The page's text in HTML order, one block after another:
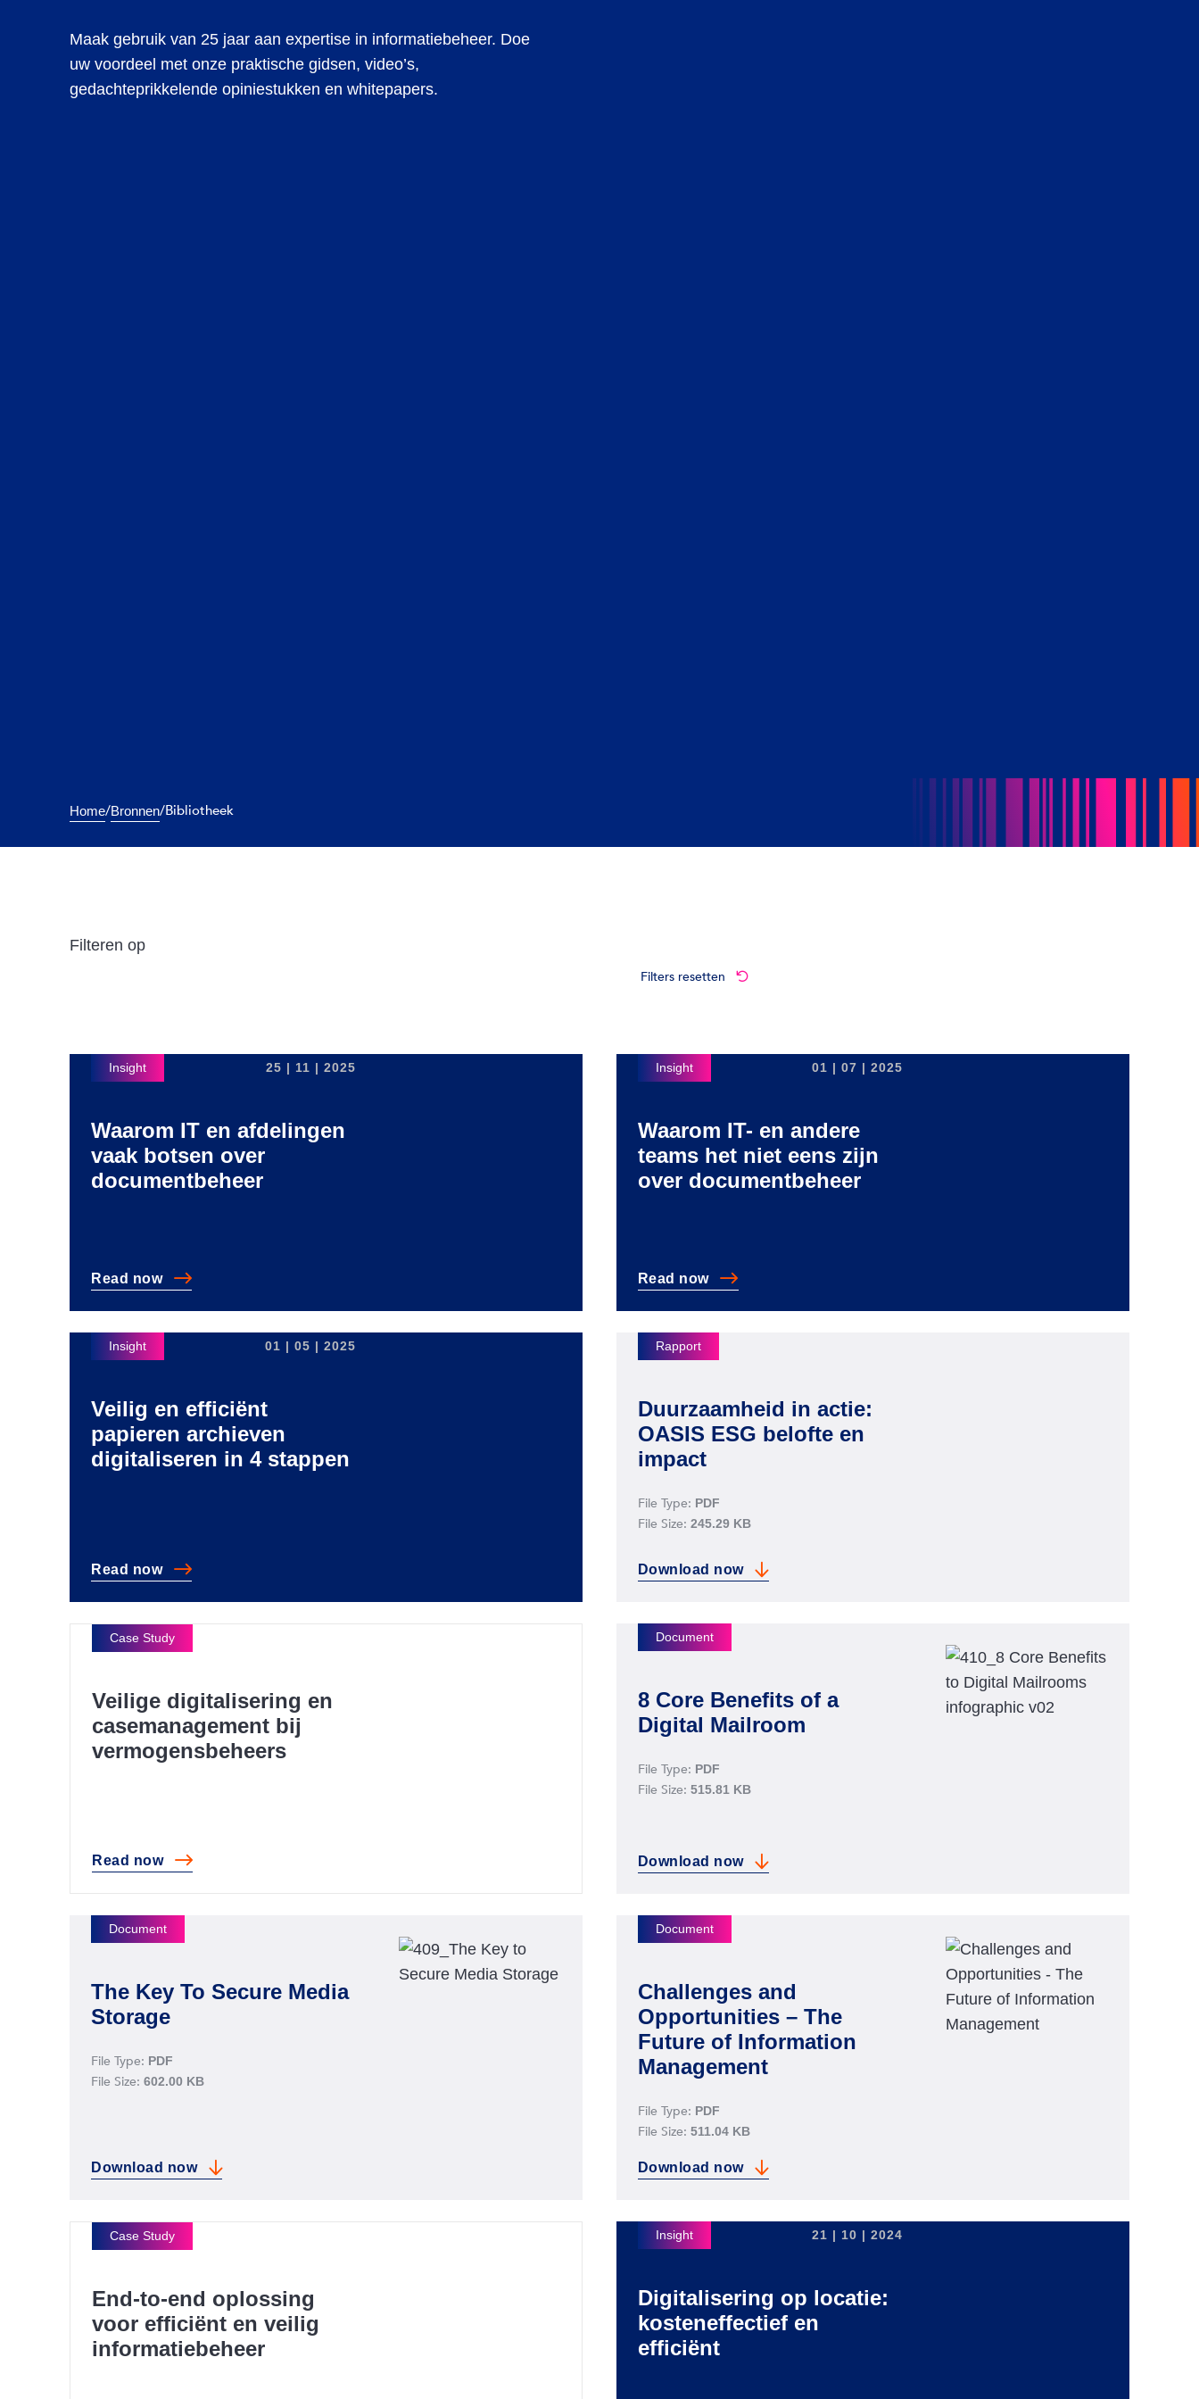
Maak gebruik van 25 jaar aan expertise in informatiebeheer. Doe
uw voordeel met onze praktische gidsen, video’s,
gedachteprikkelende opiniestukken en whitepapers.
Home/Bronnen/Bibliotheek
Filteren op
Filters resetten
25 | 11 | 2025
Waarom IT en afdelingen
vaak botsen over
documentbeheer
Read now
01 | 07 | 2025
Waarom IT- en andere
teams het niet eens zijn
over documentbeheer
Read now
01 | 05 | 2025
Veilig en efficiënt
papieren archieven
digitaliseren in 4 stappen
Read now
Duurzaamheid in actie:
OASIS ESG belofte en
impact
File Type: PDF
File Size: 245.29 KB
Download now
Veilige digitalisering en
casemanagement bij
vermogensbeheers
Read now
8 Core Benefits of a
Digital Mailroom
File Type: PDF
File Size: 515.81 KB
Download now
The Key To Secure Media
Storage
File Type: PDF
File Size:602.00 KB
Download now
Challenges and
Opportunities – The
Future of Information
Management
File Type: PDF
File Size: 511.04 KB
Download now
End-to-end oplossing
voor efficiënt en veilig
informatiebeheer
21 | 10 | 2024
Digitalisering op locatie:
kosteneffectief en
efficiënt